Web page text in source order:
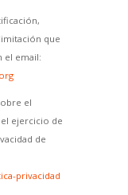
que
el email:
el
ejercicio de
de
privacidad